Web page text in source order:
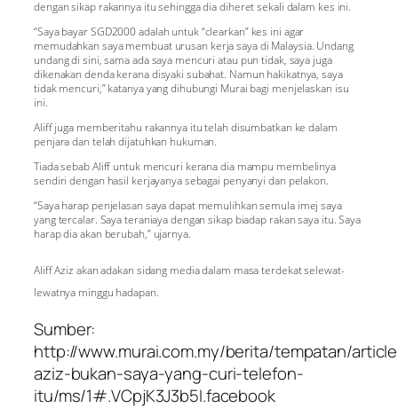
dengan sikap rakannya itu sehingga dia diheret sekali dalam kes ini.
“Saya bayar SGD2000 adalah untuk “clearkan” kes ini agar
memudahkan saya membuat urusan kerja saya di Malaysia. Undang
undang di sini, sama ada saya mencuri atau pun tidak, saya juga
dikenakan denda kerana disyaki subahat. Namun hakikatnya, saya
tidak mencuri,” katanya yang dihubungi Murai bagi menjelaskan isu
ini.
Aliff juga memberitahu rakannya itu telah disumbatkan ke dalam
penjara dan telah dijatuhkan hukuman.
Tiada sebab Aliff untuk mencuri kerana dia mampu membelinya
sendiri dengan hasil kerjayanya sebagai penyanyi dan pelakon.
“Saya harap penjelasan saya dapat memulihkan semula imej saya
yang tercalar. Saya teraniaya dengan sikap biadap rakan saya itu. Saya
harap dia akan berubah,” ujarnya.
Aliff Aziz akan adakan sidang media dalam masa terdekat selewat-
lewatnya minggu hadapan.
Sumber:
http://www.murai.com.my/berita/tempatan/
aziz-bukan-saya-yang-curi-telefon-
itu/ms/1#.VCpjK3J3b5I.facebook